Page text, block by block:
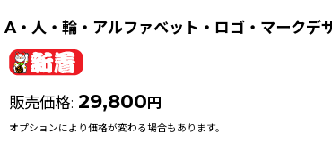
A・人・輪・アルファベット・ロゴ・マークデ
販売価格: 29,800 円
オプションにより価格が変わる場合もあります。